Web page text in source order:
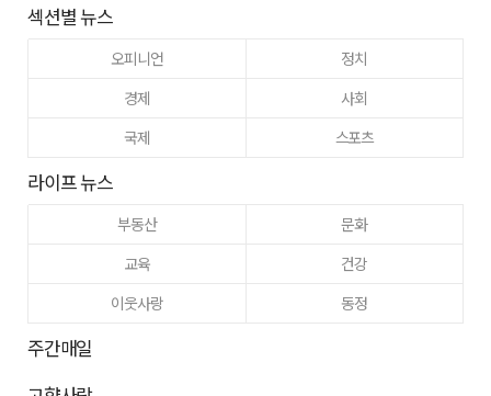
섹션별 뉴스
오피니언
정치
경제
사회
국제
스포츠
라이프 뉴스
부동산
문화
교육
건강
이웃사랑
동정
주간매일